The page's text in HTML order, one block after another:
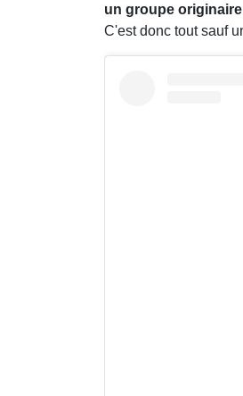
un groupe
C'est donc tout sauf